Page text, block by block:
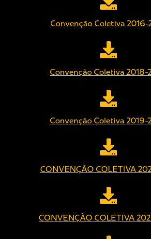
Convenção Coletiva 2016-
Convenção Coletiva 2018-
Convenção Coletiva 2019-
CONVENÇÃO COLETIVA
CONVENÇÃO COLETIVA